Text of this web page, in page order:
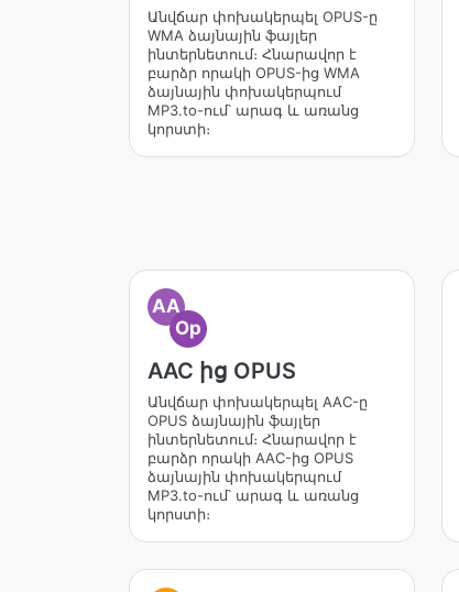
Անվճար փոխակերպել OPUS-ը
WMA ձայնային ֆայլեր
ինտերնետում։ Հնարավոր է
բարձր որակի OPUS-ից WMA
ձայնային փոխակերպում
MP3.to-ում՝ արագ և առանց
կորստի։
AA
Op
AAC ից OPUS
Անվճար փոխակերպել AAC-ը
OPUS ձայնային ֆայլեր
ինտերնետում։ Հնարավոր է
բարձր որակի AAC-ից OPUS
ձայնային փոխակերպում
MP3.to-ում՝ արագ և առանց
կորստի։